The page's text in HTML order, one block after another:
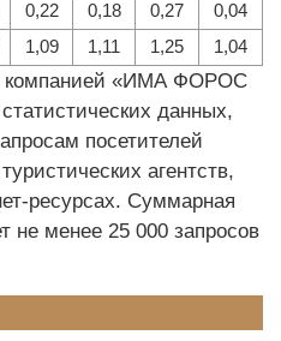
0,22 0,18 0,27
0,04
1,09 1,11 1,25 1,04
компанией «ИМА ФОРОС
данных,
посетителей
агентств,
ресурсах. Суммарная
не менее 25 000 запросов